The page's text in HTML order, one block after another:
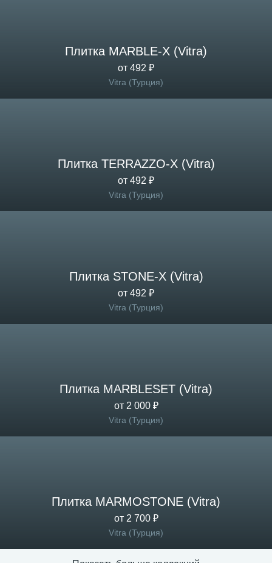
Плитка MARBLE-X (Vitra)
от 492 ₽
Vitra (Турция)
Плитка TERRAZZO-X (Vitra)
от 492 ₽
Vitra (Турция)
Плитка STONE-X (Vitra)
от 492 ₽
Vitra (Турция)
Плитка MARBLESET (Vitra)
от 2 000 ₽
Vitra (Турция)
Плитка MARMOSTONE (Vitra)
от 2 700 ₽
Vitra (Турция)